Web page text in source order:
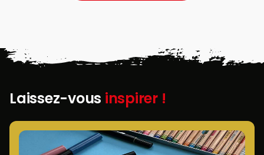
Laissez-vous inspirer !